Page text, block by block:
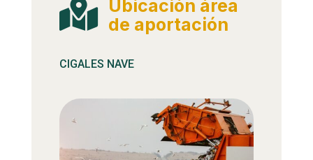
 Ubicación área
de aportación
CIGALES NAVE